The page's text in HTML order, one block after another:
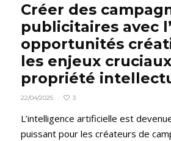
Créer des
publicitaires avec
opportunités
les enjeux
propriété
22/04/2025 · 3
L’intelligence artificielle est
puissant pour les créateurs de